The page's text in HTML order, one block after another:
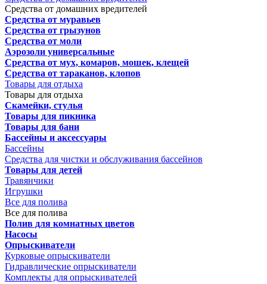
Средства от домашних вредителей
Средства от муравьев
Средства от грызунов
Средства от моли
Аэрозоли универсальные
Средства от мух, комаров, мошек, клещей
Средства от тараканов, клопов
Товары для отдыха
Товары для отдыха
Скамейки, стулья
Товары для пикника
Товары для бани
Бассейны и аксессуары
Бассейны
Средства для чистки и обслуживания бассейнов
Товары для детей
Травянчики
Игрушки
Все для полива
Все для полива
Полив для комнатных цветов
Насосы
Опрыскиватели
Курковые опрыскиватели
Гидравлические опрыскиватели
Комплекты для опрыскивателей